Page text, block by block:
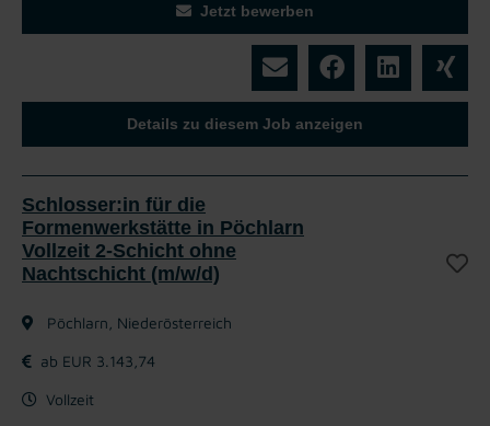
Jetzt bewerben
Details zu diesem Job anzeigen
Schlosser:in für die
Formenwerkstätte in Pöchlarn
Vollzeit 2-Schicht ohne
Nachtschicht (m/w/d)
Pöchlarn, Niederösterreich
ab EUR 3.143,74
Vollzeit